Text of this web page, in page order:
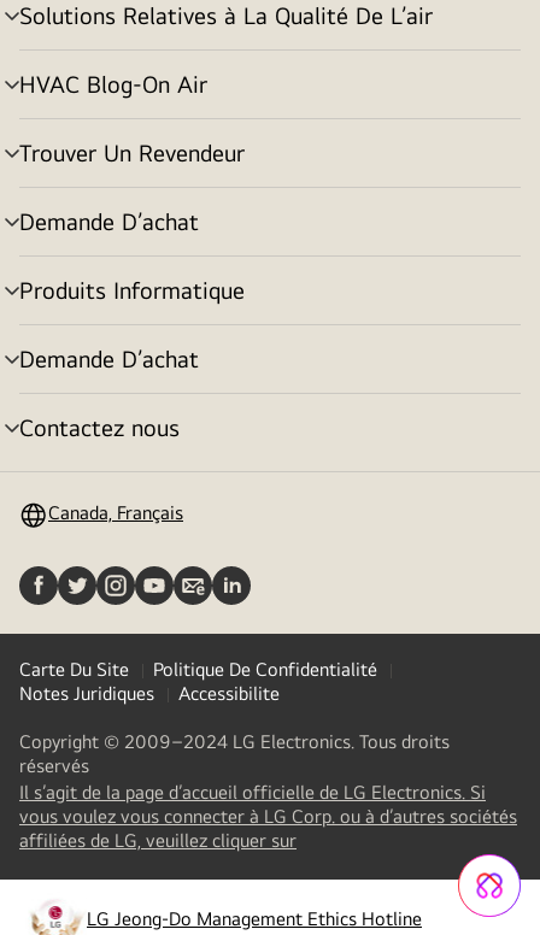
Solutions Relatives à La Qualité De L’air
menu
basculement
HVAC Blog-On Air
menu
basculement
Trouver Un Revendeur
menu
basculement
Demande D’achat
menu
basculement
Produits Informatique
menu
basculement
Demande D’achat
menu
basculement
Contactez nous
menu
Canada, Français
Carte Du Site
Politique De Confidentialité
Notes Juridiques
Accessibilite
Copyright © 2009–2024 LG Electronics. Tous droits
réservés
Il s’agit de la page d’accueil officielle de LG Electronics. Si
vous voulez vous connecter à LG Corp. ou à d’autres sociétés
affiliées de LG, veuillez cliquer sur(
a
new
LG Jeong-Do Management Ethics Hotline
opens